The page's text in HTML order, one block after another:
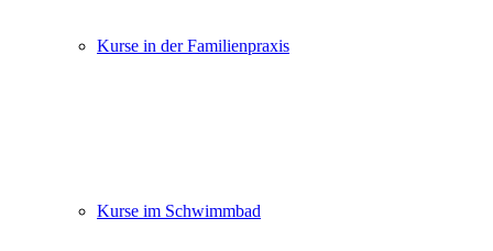
Kurse in der Familienpraxis
Kurse im Schwimmbad